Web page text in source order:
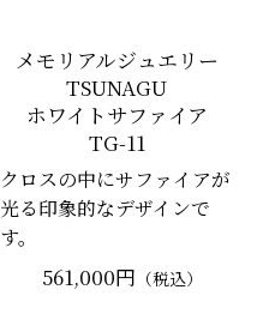
メモリアルジュエリー
TSUNAGU
ホワイトサファイア
TG-11
クロスの中にサファイアが
光る印象的なデザインで
す。
561,000円 （税込）